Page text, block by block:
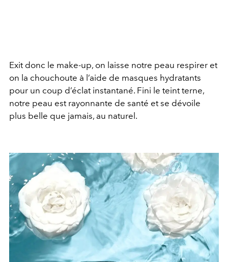
Exit donc le make-up, on laisse notre peau respirer et
on la chouchoute à l’aide de masques hydratants
pour un coup d’éclat instantané. Fini le teint terne,
notre peau est rayonnante de santé et se dévoile
plus belle que jamais, au naturel.